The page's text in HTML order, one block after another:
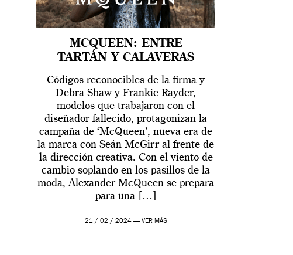
MCQUEEN: ENTRE
TARTÁN Y CALAVERAS
Códigos reconocibles de la firma y
Debra Shaw y Frankie Rayder,
modelos que trabajaron con el
diseñador fallecido, protagonizan la
campaña de ‘McQueen’, nueva era de
la marca con Seán McGirr al frente de
la dirección creativa. Con el viento de
cambio soplando en los pasillos de la
moda, Alexander McQueen se prepara
para una […]
21 / 02 / 2024 — VER MÁS